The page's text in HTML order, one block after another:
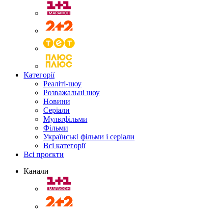
Категорії
Реаліті-шоу
Розважальні шоу
Новини
Серіали
Мультфільми
Фільми
Українські фільми і серіали
Всі категорії
Всі проєкти
Канали